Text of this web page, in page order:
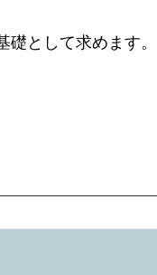
礎として求めます